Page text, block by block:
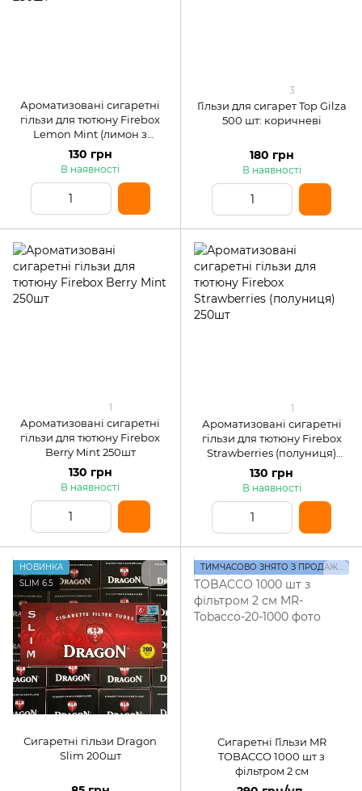
Ароматизовані сигаретні
гільзи для тютюну Firebox
Lemon Mint (лимон з
м'ятою) 250шт
130 грн
В наявності
3
Гільзи для сигарет Top Gilza
500 шт: коричневі
180 грн
В наявності
1
Ароматизовані сигаретні
гільзи для тютюну Firebox
Berry Mint 250шт
130 грн
В наявності
1
Ароматизовані сигаретні
гільзи для тютюну Firebox
Strawberries (полуниця)
250шт
130 грн
В наявності
НОВИНКА
SLIM 6.5
Сигаретні гільзи Dragon
Slim 200шт
ТИМЧАСОВО ЗНЯТО З ПРОДАЖУ
Сигаретні Гільзи MR
TOBACCO 1000 шт з
фільтром 2 см